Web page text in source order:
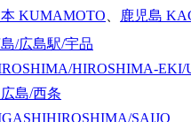
KUMAMOTO 鹿児島
/広島駅/宇品
HIROSHIMA-EKI/
島/西条
SAIJO